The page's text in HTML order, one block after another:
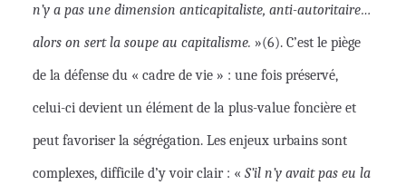
n’y a pas une dimension anticapitaliste, anti-autoritaire…
alors on sert la soupe au capitalisme. »(6). C’est le piège
de la défense du « cadre de vie » : une fois préservé,
celui-ci devient un élément de la plus-value foncière et
peut favoriser la ségrégation. Les enjeux urbains sont
complexes, difficile d’y voir clair : « S’il n’y avait pas eu la